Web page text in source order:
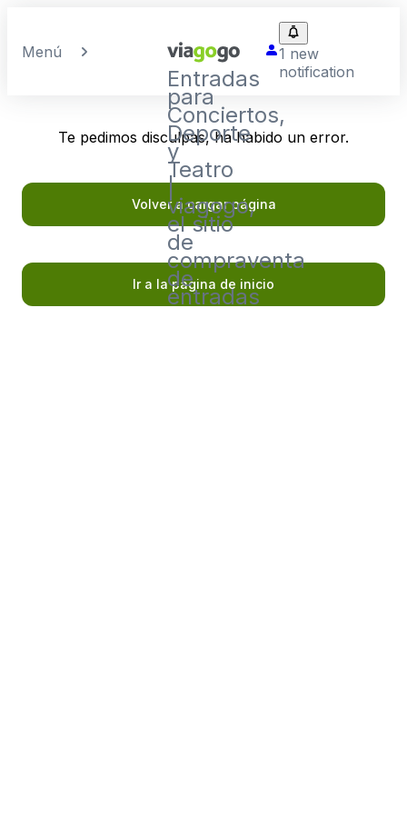
Menú
Entradas
para
Conciertos,
Deporte
y
Teatro
|
viagogo,
el sitio
de
compraventa
de
entradas
1 new
notification
Te pedimos disculpas, ha habido un error.
Volver a cargar página
Ir a la página de inicio